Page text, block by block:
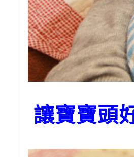
讓寶寶頭